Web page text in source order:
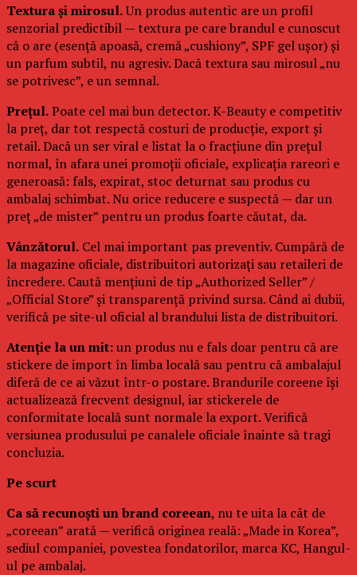
Textura și mirosul.Un produs autentic are un profil
senzorial predictibil — textura pe care brandul e cunoscut
că o are (esență apoasă, cremă „cushiony”, SPF gel ușor) și
un parfum subtil, nu agresiv. Dacă textura sau mirosul „nu
se potrivesc”, e un semnal.
Prețul.Poate cel mai bun detector. K-Beauty e competitiv
la preț, dar tot respectă costuri de producție, export și
retail. Dacă un ser viral e listat la o fracțiune din prețul
normal, în afara unei promoții oficiale, explicația rareori e
generoasă: fals, expirat, stoc deturnat sau produs cu
ambalaj schimbat. Nu orice reducere e suspectă — dar un
preț „de mister” pentru un produs foarte căutat, da.
Vânzătorul. Cel mai important pas preventiv. Cumpără de
la magazine oficiale, distribuitori autorizați sau retaileri de
încredere. Caută mențiuni de tip „Authorized Seller” /
„Official Store” și transparență privind sursa. Când ai dubii,
verifică pe site-ul oficial al brandului lista de distribuitori.
Atenție la un mit:un produs nu e fals doar pentru că are
stickere de import în limba locală sau pentru că ambalajul
diferă de ce ai văzut într-o postare. Brandurile coreene își
actualizează frecvent designul, iar stickerele de
conformitate locală sunt normale la export. Verifică
versiunea produsului pe canalele oficiale înainte să tragi
concluzia.
Pe scurt
Ca să recunoști un brand coreean, nu te uita la cât de
„coreean” arată — verifică originea reală: „Made in Korea”,
sediul companiei, povestea fondatorilor, marca KC, Hangul-
ul pe ambalaj.